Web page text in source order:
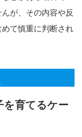
が、その内容や反
て慎重に判断され
を育てるケー